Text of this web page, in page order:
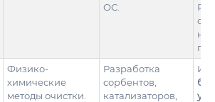
ОС.
не
Физико-
химические
методы очистки.
Разработка
сорбентов,
катализаторов,